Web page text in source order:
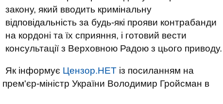
закону, який вводить кримінальну
відповідальність за будь-які прояви контрабанди
на кордоні та їх сприяння, і готовий вести
консультації з Верховною Радою з цього приводу.
Як інформує Цензор.НЕТ із посиланням на
міністр України Володимир Гройсман в